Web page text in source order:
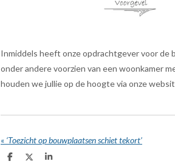
Inmiddels heeft onze opdrachtgever voor de
onder andere voorzien van een woonkamer
houden we jullie op de hoogte via onze
« ‘Toezicht op bouwplaatsen schiet tekort’
D
D
S